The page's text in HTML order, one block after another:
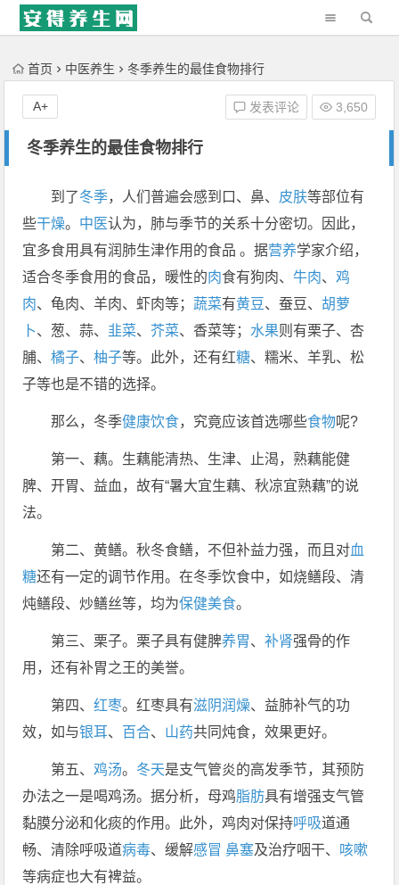
'); })();
首页 中医养生 冬季养生的最佳食物排行
冬季养生的最佳食物排行
发表评论 3,650
A+
到了冬季，人们普遍会感到口、鼻、 皮肤等部位有
些干燥。 中医认为，肺与季节的关系十分密切。因此，
宜多食用具有润肺生津作用的食品 。据营养学家介绍，
适合冬季食用的食品，暖性的肉食有狗肉、牛肉、鸡
肉、龟肉、羊肉、虾肉等； 蔬菜有黄豆 、蚕豆、 胡萝
卜、葱、蒜、 韭菜、芥菜、香菜等； 水果则有栗子、杏
脯、橘子、柚子等。此外，还有红糖、糯米、羊乳、松
子等也是不错的选择。
那么，冬季健康饮食，究竟应该首选哪些食物呢?
第一、藕。生藕能清热、生津、止渴，熟藕能健
脾、开胃、益血，故有“暑大宜生藕、秋凉宜熟藕”的说
法。
第二、黄鳝。秋冬食鳝，不但补益力强，而且对血
糖还有一定的调节作用。在冬季饮食中，如烧鳝段、清
炖鳝段、炒鳝丝等，均为保健美食。
第三、栗子。栗子具有健脾养胃、补肾强骨的作
用，还有补胃之王的美誉。
第四、红枣。红枣具有滋阴润燥、益肺补气的功
效，如与银耳、 百合、 山药共同炖食，效果更好。
第五、鸡汤。 冬天是支气管炎的高发季节，其预防
办法之一是喝鸡汤。据分析，母鸡脂肪具有增强支气管
黏膜分泌和化痰的作用。此外，鸡肉对保持呼吸道通
畅、清除呼吸道病毒、缓解感冒 鼻塞及治疗咽干、 咳嗽
等病症也大有裨益。